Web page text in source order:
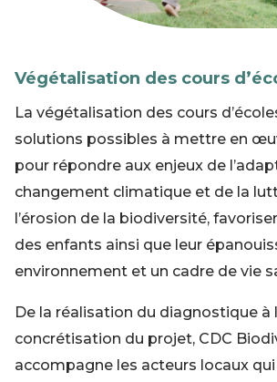
Végétalisation des cours
La végétalisation des cours
solutions possibles à mettre en
pour répondre aux enjeux de
changement climatique et de la
l’érosion de la biodiversité,
des enfants ainsi que leur
environnement et un cadre de vie
De la réalisation du diagnostique à
concrétisation du projet, CDC
accompagne les acteurs locaux